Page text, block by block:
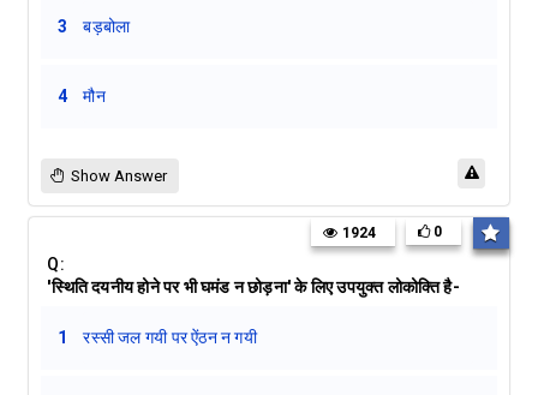
3 बड़बोला
4 मौन
Show Answer
Q:
'स्थिति दयनीय होने पर भी घमंड न छोड़ना' के लिए उपयुक्त लोकोक्ति है-
1924 0
1 रस्सी जल गयी पर ऐंठन न गयी